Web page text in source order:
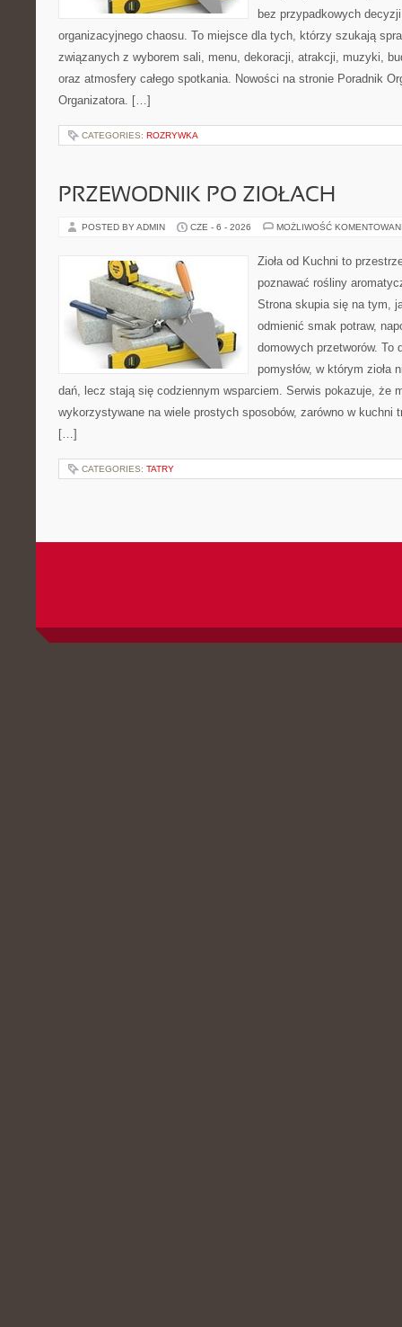
bez przypadkowych
organizacyjnego chaosu. To miejsce dla tych, którzy szukają
związanych z wyborem sali, menu, dekoracji, atrakcji, muzyki,
oraz atmosfery całego spotkania. Nowości na stronie Poradnik
Organizatora. […]
CATEGORIES: ROZRYWKA
PRZEWODNIK PO ZIOŁACH
POSTED BY ADMIN CZE - 6 - 2026 MOŻLIWOŚĆ
Zioła od Kuchni to
poznawać rośliny
Strona skupia się na tym,
odmienić smak potraw,
domowych przetworów. To
pomysłów, w którym zioła
dań, lecz stają się codziennym wsparciem. Serwis pokazuje, że
wykorzystywane na wiele prostych sposobów, zarówno w kuchni
[…]
CATEGORIES: TATRY